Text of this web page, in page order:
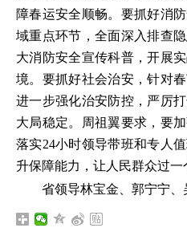
障春运安全顺畅。要抓好消
域重点环节，全面深入排查
大消防安全宣传科普，开展
境。要抓好社会治安，针对
进一步强化治安防控，严厉
大局稳定。周祖翼要求，要
落实24小时领导带班和专人
升保障能力，让人民群众过一
省领导林宝金、郭宁宁、